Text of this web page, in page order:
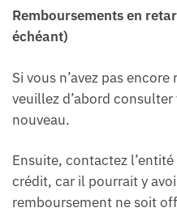
Remboursements en
échéant)
Si vous n’avez pas
veuillez d’abord
nouveau.
Ensuite, contactez
crédit, car il pourrait y
remboursement ne soit